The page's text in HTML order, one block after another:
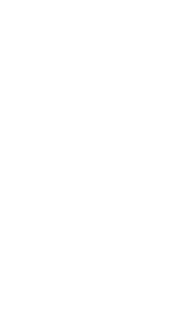
A continuación
Rocío que
Será la primera